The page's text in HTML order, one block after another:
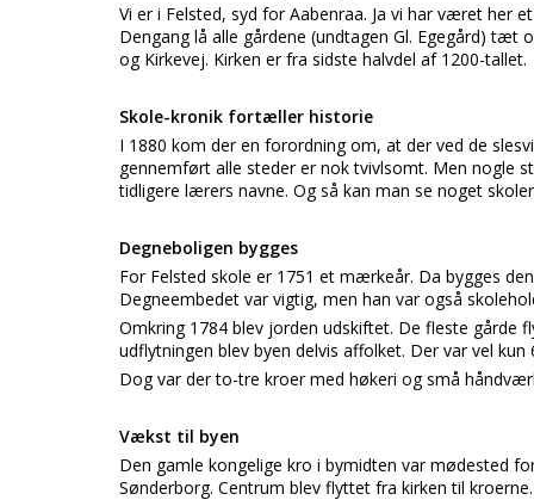
Vi er i Felsted, syd for Aabenraa. Ja vi har været her
Dengang lå alle gårdene (undtagen Gl. Egegård) tæt
og Kirkevej. Kirken er fra sidste halvdel af 1200-tallet.
Skole-kronik fortæller historie
I 1880 kom der en forordning om, at der ved de
gennemført alle steder er nok tvivlsomt. Men nogle
tidligere lærers navne. Og så kan man se noget
Degneboligen bygges
For Felsted skole er 1751 et mærkeår. Da bygges
Degneembedet var vigtig, men han var også
Omkring 1784 blev jorden udskiftet. De fleste gårde
udflytningen blev byen delvis affolket. Der var vel
Dog var der to-tre kroer med høkeri og små
Vækst til byen
Den gamle kongelige kro i bymidten var mødested
Sønderborg. Centrum blev flyttet fra kirken til kroerne.